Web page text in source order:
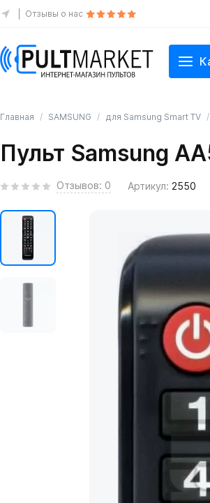
Отзывы о нас
Главная SAMSUNG для Samsung Smart TV
Пульт Samsung
Отзывов: 0 Артикул: 2550